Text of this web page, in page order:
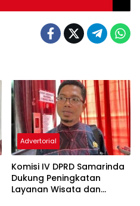
Advertorial
Komisi IV DPRD Samarinda
Dukung Peningkatan
Layanan Wisata dan